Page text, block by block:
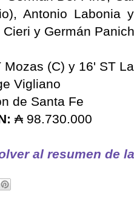
Antonio Labonia
y Germán
Mozas (C) y 16' ST
Vigliano
de Santa Fe
₳ 98.730.000
al resumen de